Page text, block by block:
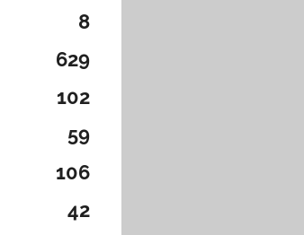
8
629
102
59
106
42